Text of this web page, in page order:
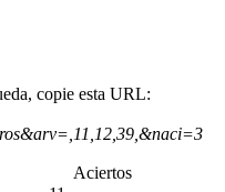
copie esta URL:
Aciertos